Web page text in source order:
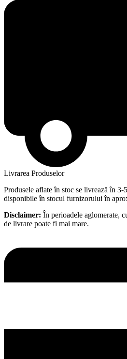
Livrarea Produselor
Produsele aflate în stoc se livrează în 3-
disponibile în stocul furnizorului în
Disclaimer: În perioadele aglomerate,
de livrare poate fi mai mare.